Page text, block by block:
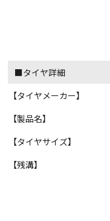
■タイヤ詳細
【タイヤメーカー】
【製品名】
【タイヤサイズ】
【残溝】